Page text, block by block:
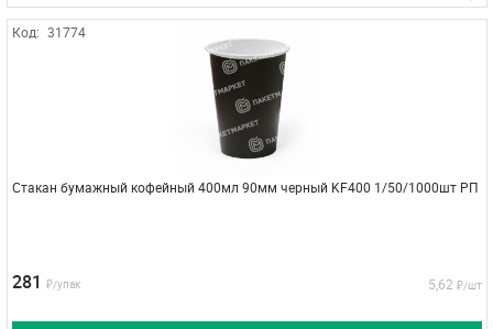
Код: 31774
Стакан бумажный кофейный 400мл 90мм черный KF400 1/50/1000шт РП
281 ₽/упак 5,62 ₽/шт